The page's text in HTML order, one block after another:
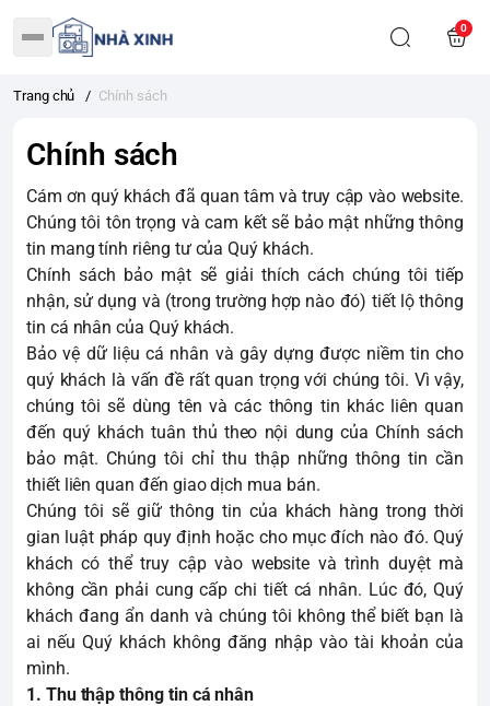
0
Trang chủ / Chính sách
Chính sách
Cám ơn quý khách đã quan tâm và truy cập vào website.
Chúng tôi tôn trọng và cam kết sẽ bảo mật những thông
tin mang tính riêng tư của Quý khách.
Chính sách bảo mật sẽ giải thích cách chúng tôi tiếp
nhận, sử dụng và (trong trường hợp nào đó) tiết lộ thông
tin cá nhân của Quý khách.
Bảo vệ dữ liệu cá nhân và gây dựng được niềm tin cho
quý khách là vấn đề rất quan trọng với chúng tôi. Vì vậy,
chúng tôi sẽ dùng tên và các thông tin khác liên quan
đến quý khách tuân thủ theo nội dung của Chính sách
bảo mật. Chúng tôi chỉ thu thập những thông tin cần
thiết liên quan đến giao dịch mua bán.
Chúng tôi sẽ giữ thông tin của khách hàng trong thời
gian luật pháp quy định hoặc cho mục đích nào đó. Quý
khách có thể truy cập vào website và trình duyệt mà
không cần phải cung cấp chi tiết cá nhân. Lúc đó, Quý
khách đang ẩn danh và chúng tôi không thể biết bạn là
ai nếu Quý khách không đăng nhập vào tài khoản của
mình.
1. Thu thập thông tin cá nhân